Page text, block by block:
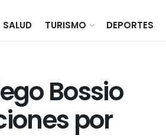
SALUD TURISMO DEPORTES
Bossio
por